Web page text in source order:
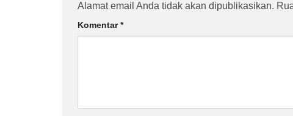
Alamat email Anda tidak akan dipublikasikan.
Komentar*